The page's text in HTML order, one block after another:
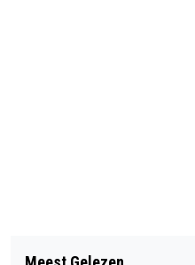
JONGE